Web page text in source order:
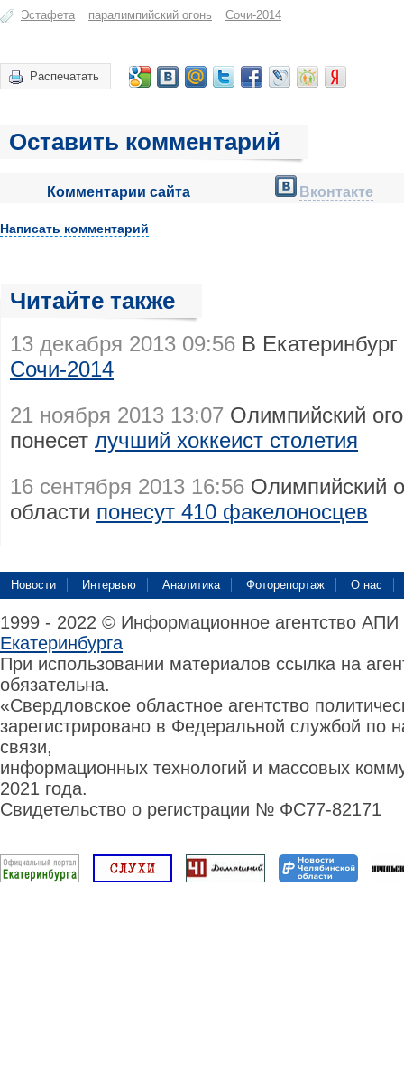
Эстафета паралимпийский огонь Сочи-2014
Распечатать
Оставить комментарий
Комментарии сайта Вконтакте
Написать комментарий
Читайте также
13 декабря 2013 09:56 В
Сочи-2014
21 ноября 2013 13:07 Олимпийский
понесет лучший хоккеист столетия
16 сентября 2013 16:56 Олимпийский
области понесут 410 факелоносцев
Новости Интервью Аналитика Фоторепортаж О нас
1999 - 2022 © Информационное агентство
Екатеринбурга
При использовании материалов ссылка на
обязательна.
«Свердловское областное агентство
зарегистрировано в Федеральной службой по
связи,
информационных технологий и массовых
2021 года.
Свидетельство о регистрации № ФС77-82171